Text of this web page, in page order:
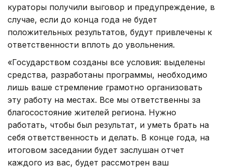
кураторы получили выговор и предупреждение, в
случае, если до конца года не будет
положительных результатов, будут привлечены к
ответственности вплоть до увольнения.
«Государством созданы все условия: выделены
средства, разработаны программы, необходимо
лишь ваше стремление грамотно организовать
эту работу на местах. Все мы ответственны за
благосостояние жителей региона. Нужно
работать, чтобы был результат, и уметь брать на
себя ответственность и делать. В конце года, на
итоговом заседании будет заслушан отчет
каждого из вас, будет рассмотрен ваш